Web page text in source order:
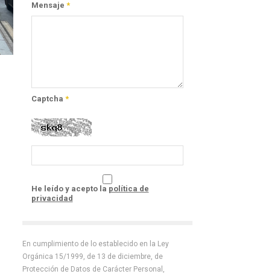
Mensaje *
Captcha *
He leído y acepto la política de
privacidad
En cumplimiento de lo establecido en la Ley
Orgánica 15/1999, de 13 de diciembre, de
Protección de Datos de Carácter Personal,